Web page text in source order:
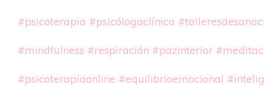
#psicoterapia #psicólogaclínica
#mindfulness #respiración #pazinterior
#psicoterapiaonline #equilibrioemocional